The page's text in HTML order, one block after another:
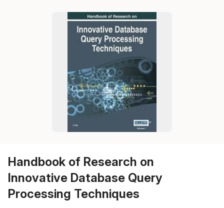
Handbook of Research on
Innovative Database Query
Processing Techniques